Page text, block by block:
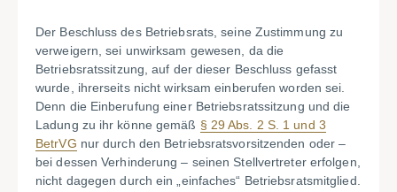
Der Beschluss des Betriebsrats, seine Zustimmung zu
verweigern, sei unwirksam gewesen, da die
Betriebsratssitzung, auf der dieser Beschluss gefasst
wurde, ihrerseits nicht wirksam einberufen worden sei.
Denn die Einberufung einer Betriebsratssitzung und die
Ladung zu ihr könne gemäß § 29 Abs. 2 S. 1 und 3
BetrVG nur durch den Betriebsratsvorsitzenden oder –
bei dessen Verhinderung – seinen Stellvertreter erfolgen,
nicht dagegen durch ein „einfaches“ Betriebsratsmitglied.